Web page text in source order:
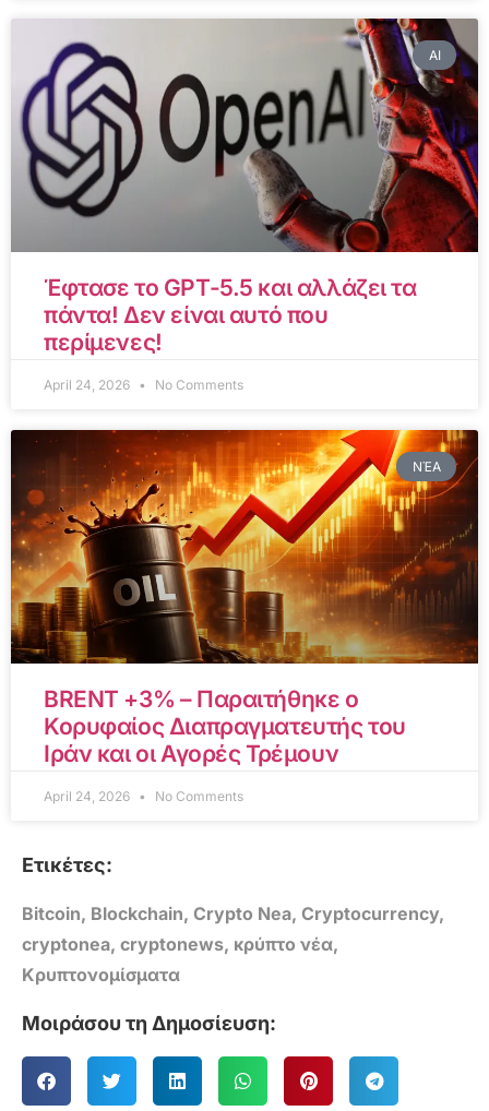
AI
Έφτασε το GPT-5.5 και αλλάζει τα
πάντα! Δεν είναι αυτό που
περίμενες!
April 24, 2026 No Comments
ΝΈΑ
BRENT +3% – Παραιτήθηκε ο
Κορυφαίος Διαπραγματευτής του
Ιράν και οι Αγορές Τρέμουν
April 24, 2026 No Comments
Ετικέτες:
Bitcoin, Blockchain, Crypto Nea, Cryptocurrency,
cryptonea, cryptonews, κρύπτο νέα,
Κρυπτονομίσματα
Μοιράσου τη Δημοσίευση: